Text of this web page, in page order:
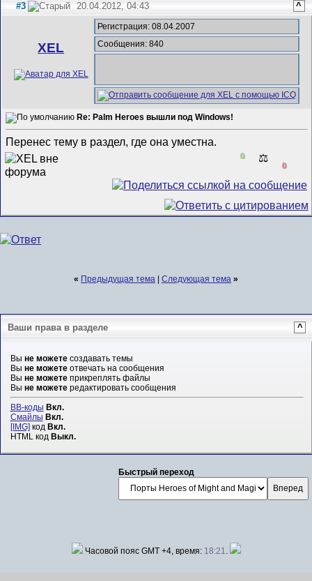
#3 20.04.2012, 04:43 ^
XEL
Регистрация: 08.04.2007
Сообщения: 840
Re: Palm Heroes вышли под Windows!
Перенес тему в раздел, где она уместна.
0 ⚖️
0
« Предыдущая тема Следующая тема »
Ваши права в разделе ^
Вы не можетесоздавать темы
Вы не можетеотвечать на сообщения
Вы не можетеприкреплять файлы
Вы не можетередактировать сообщения
BB-коды Вкл.
Смайлы Вкл.
[IMG]код Вкл.
HTML код Выкл.
Быстрый переход
Часовой пояс GMT +4, время: 18:21.